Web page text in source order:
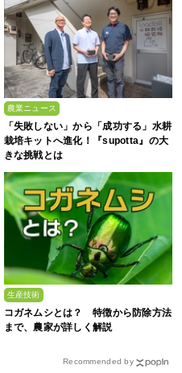
農業ニュース
「失敗しない」から「成功する」水耕
栽培キットへ進化！『supotta』の大
きな挑戦とは
生産技術
コガネムシとは？ 特徴から防除方法
まで、農家が詳しく解説
Recommended by